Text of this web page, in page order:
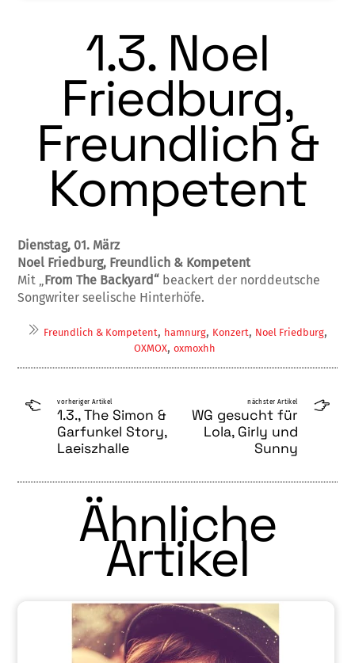
1.3. Noel
Friedburg,
Freundlich &
Kompetent
Dienstag, 01. März
Noel Friedburg, Freundlich & Kompetent
Mit „ From The Backyard“ beackert der norddeutsche
Songwriter seelische Hinterhöfe.
Freundlich & Kompetent, hamnurg, Konzert, Noel Friedburg,
OXMOX,oxmoxhh
vorheriger Artikel
1.3., The Simon &
Garfunkel Story,
Laeiszhalle
nächster Artikel
WG gesucht für
Lola, Girly und
Sunny
Ähnliche
Artikel